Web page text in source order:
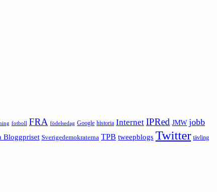
fotboll FRA födelsedag Google historia Internet IPRed JMW jobb
Bloggpriset Sverigedemokraterna TPB tweepblogs Twitter tävling